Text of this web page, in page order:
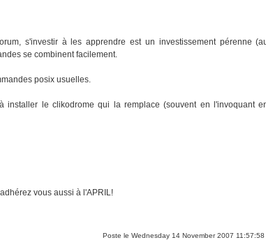
s'investir à les apprendre est un investissement pérenne
se combinent facilement.
posix usuelles.
le clikodrome qui la remplace (souvent en l'invoquant
vous aussi à l'APRIL!
Poste le Wednesday 14 November 2007 11:57:58